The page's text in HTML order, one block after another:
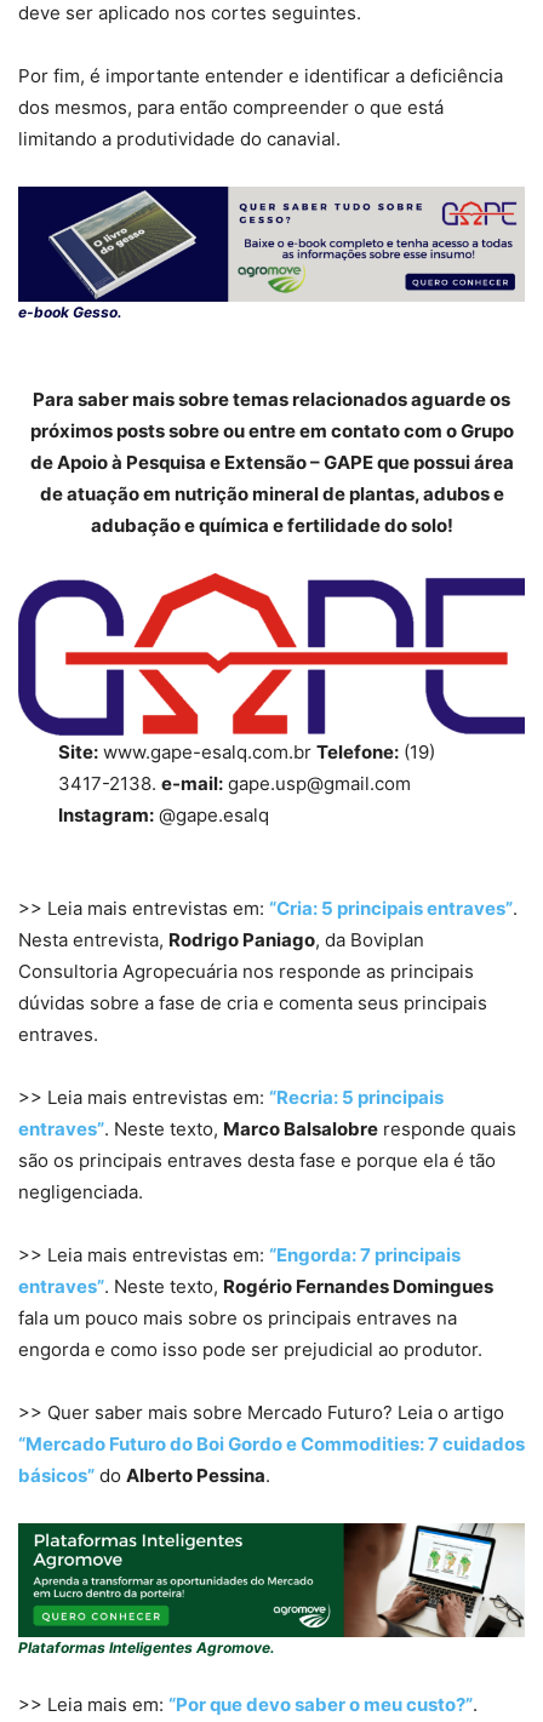
deve ser aplicado nos cortes seguintes.
Por fim, é importante entender e identificar a deficiência
dos mesmos, para então compreender o que está
limitando a produtividade do canavial.
e-book Gesso.
Para saber mais sobre temas relacionados aguarde os
próximos posts sobre ou entre em contato com o Grupo
de Apoio à Pesquisa e Extensão – GAPE que possui área
de atuação em nutrição mineral de plantas, adubos e
adubação e química e fertilidade do solo!
Site: www.gape-esalq.com.brTelefone: (19)
3417-2138.e-mail: gape.usp@gmail.com
Instagram: @gape.esalq
>> Leia mais entrevistas em: “Cria: 5 principais entraves”.
Nesta entrevista, Rodrigo Paniago, da Boviplan
Consultoria Agropecuária nos responde as principais
dúvidas sobre a fase de cria e comenta seus principais
entraves.
>> Leia mais entrevistas em: “Recria: 5 principais
entraves”. Neste texto, Marco Balsalobre responde quais
são os principais entraves desta fase e porque ela é tão
negligenciada.
>> Leia mais entrevistas em: “Engorda: 7 principais
entraves”. Neste texto, Rogério Fernandes Domingues
fala um pouco mais sobre os principais entraves na
engorda e como isso pode ser prejudicial ao produtor.
>> Quer saber mais sobre Mercado Futuro? Leia o artigo
“Mercado Futuro do Boi Gordo e Commodities: 7 cuidados
básicos” do Alberto Pessina.
Plataformas Inteligentes Agromove.
>> Leia mais em: “Por que devo saber o meu custo?”.